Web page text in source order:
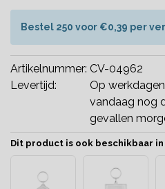
Bestel 250 voor €0,39 per
Artikelnummer: CV-04962
Levertijd:
Op
vandaag nog
gevallen
Dit product is ook beschikbaar